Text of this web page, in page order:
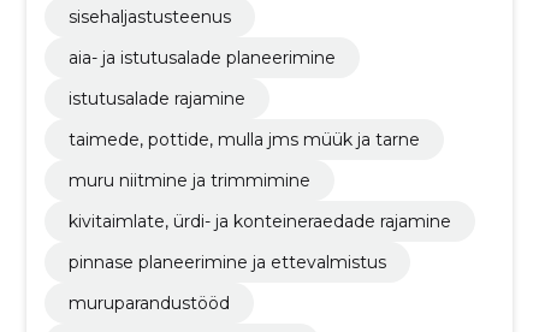
sisehaljastusteenus
aia- ja istutusalade planeerimine
istutusalade rajamine
taimede, pottide, mulla jms müük ja tarne
muru niitmine ja trimmimine
kivitaimlate, ürdi- ja konteineraedade rajamine
pinnase planeerimine ja ettevalmistus
muruparandustööd